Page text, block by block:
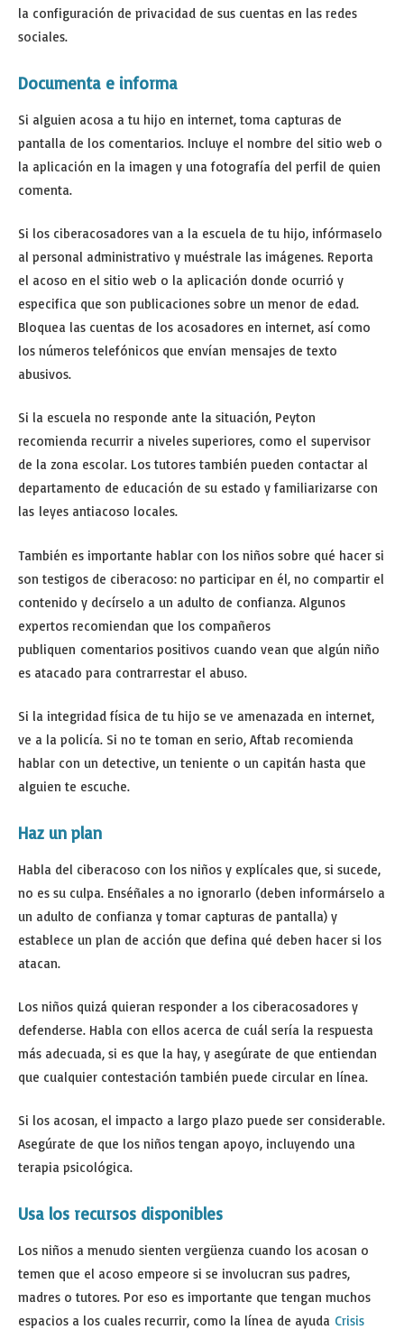
la configuración de privacidad de sus cuentas en las redes
sociales.
Documenta e informa
Si alguien acosa a tu hijo en internet, toma capturas de
pantalla de los comentarios. Incluye el nombre del sitio web o
la aplicación en la imagen y una fotografía del perfil de quien
comenta.
Si los ciberacosadores van a la escuela de tu hijo, infórmaselo
al personal administrativo y muéstrale las imágenes. Reporta
el acoso en el sitio web o la aplicación donde ocurrió y
especifica que son publicaciones sobre un menor de edad.
Bloquea las cuentas de los acosadores en internet, así como
los números telefónicos que envían mensajes de texto
abusivos.
Si la escuela no responde ante la situación, Peyton
recomienda recurrir a niveles superiores, como el supervisor
de la zona escolar. Los tutores también pueden contactar al
departamento de educación de su estado y familiarizarse con
las leyes antiacoso locales.
También es importante hablar con los niños sobre qué hacer si
son testigos de ciberacoso: no participar en él, no compartir el
contenido y decírselo a un adulto de confianza. Algunos
expertos recomiendan que los compañeros
publiquen comentarios positivos cuando vean que algún niño
es atacado para contrarrestar el abuso.
Si la integridad física de tu hijo se ve amenazada en internet,
ve a la policía. Si no te toman en serio, Aftab recomienda
hablar con un detective, un teniente o un capitán hasta que
alguien te escuche.
Haz un plan
Habla del ciberacoso con los niños y explícales que, si sucede,
no es su culpa. Enséñales a no ignorarlo (deben informárselo a
un adulto de confianza y tomar capturas de pantalla) y
establece un plan de acción que defina qué deben hacer si los
atacan.
Los niños quizá quieran responder a los ciberacosadores y
defenderse. Habla con ellos acerca de cuál sería la respuesta
más adecuada, si es que la hay, y asegúrate de que entiendan
que cualquier contestación también puede circular en línea.
Si los acosan, el impacto a largo plazo puede ser considerable.
Asegúrate de que los niños tengan apoyo, incluyendo una
terapia psicológica.
Usa los recursos disponibles
Los niños a menudo sienten vergüenza cuando los acosan o
temen que el acoso empeore si se involucran sus padres,
madres o tutores. Por eso es importante que tengan muchos
espacios a los cuales recurrir, como la línea de ayuda Crisis